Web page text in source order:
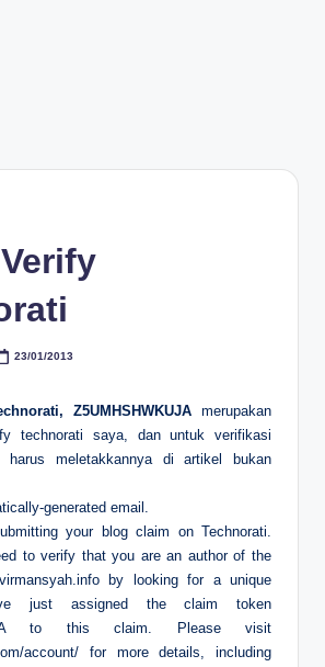
23/01/2013
Z5UMHSHWKUJAmerupakan
technorati saya, dan untuk verifikasi
harus meletakkannya di artikel bukan
generated email.
your blog claim on Technorati.
to verify that you are an author of the
by looking for a unique
just assigned the claim token
to this claim. Please visit
account/ for more details, including